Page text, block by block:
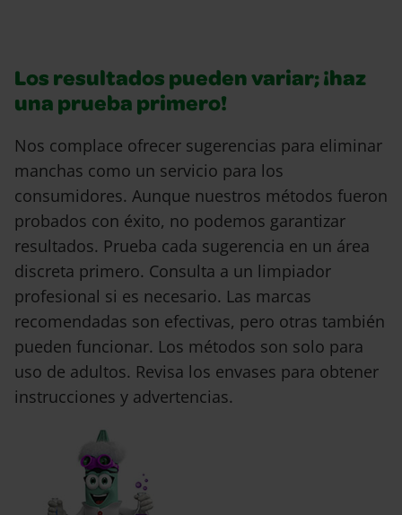
Los resultados pueden variar; ¡haz
una prueba primero!
Nos complace ofrecer sugerencias para eliminar
manchas como un servicio para los
consumidores. Aunque nuestros métodos fueron
probados con éxito, no podemos garantizar
resultados. Prueba cada sugerencia en un área
discreta primero. Consulta a un limpiador
profesional si es necesario. Las marcas
recomendadas son efectivas, pero otras también
pueden funcionar. Los métodos son solo para
uso de adultos. Revisa los envases para obtener
instrucciones y advertencias.